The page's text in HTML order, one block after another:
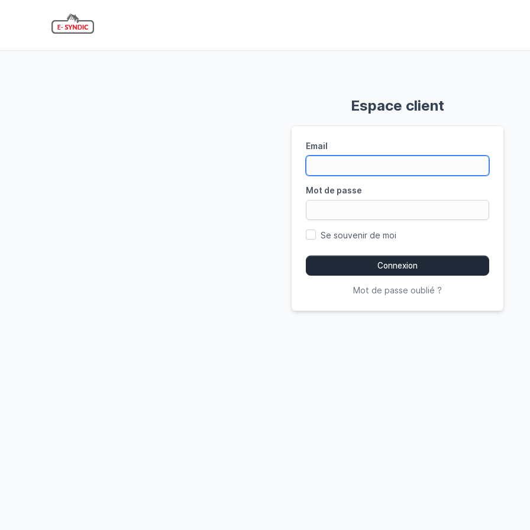
Espace client
Email
Mot de passe
Se souvenir de moi
Connexion
Mot de passe oublié ?